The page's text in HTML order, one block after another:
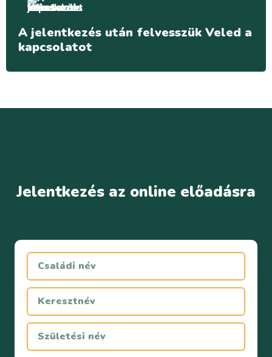
A jelentkezés után felvesszük Veled a
kapcsolatot
Jelentkezés az online előadásra